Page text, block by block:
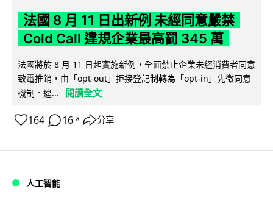
法國 8 月 11 日出新例 未經同意嚴禁
Cold Call 違規企業最高罰 345 萬
法國將於 8 月 11 日起實施新例，全面禁止企業未經消費者同意
致電推銷，由「opt-out」拒接登記制轉為「opt-in」先徵同意
機制。違...
閱讀全文
164 16 ↗ 分享
人工智能